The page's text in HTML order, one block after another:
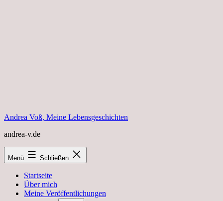
Andrea Voß, Meine Lebensgeschichten
andrea-v.de
Menü Schließen
Startseite
Über mich
Meine Veröffentlichungen